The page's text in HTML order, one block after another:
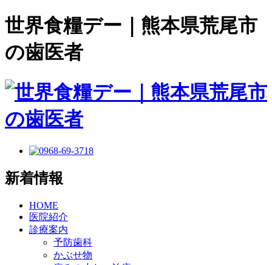
世界食糧デー｜熊本県荒尾市
の歯医者
新着情報
HOME
医院紹介
診療案内
予防歯科
かぶせ物